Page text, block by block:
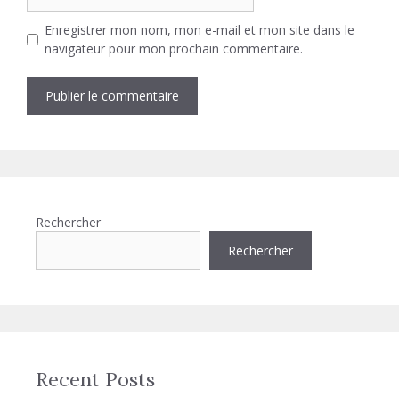
Enregistrer mon nom, mon e-mail et mon site dans le
navigateur pour mon prochain commentaire.
Rechercher
Rechercher
Recent Posts